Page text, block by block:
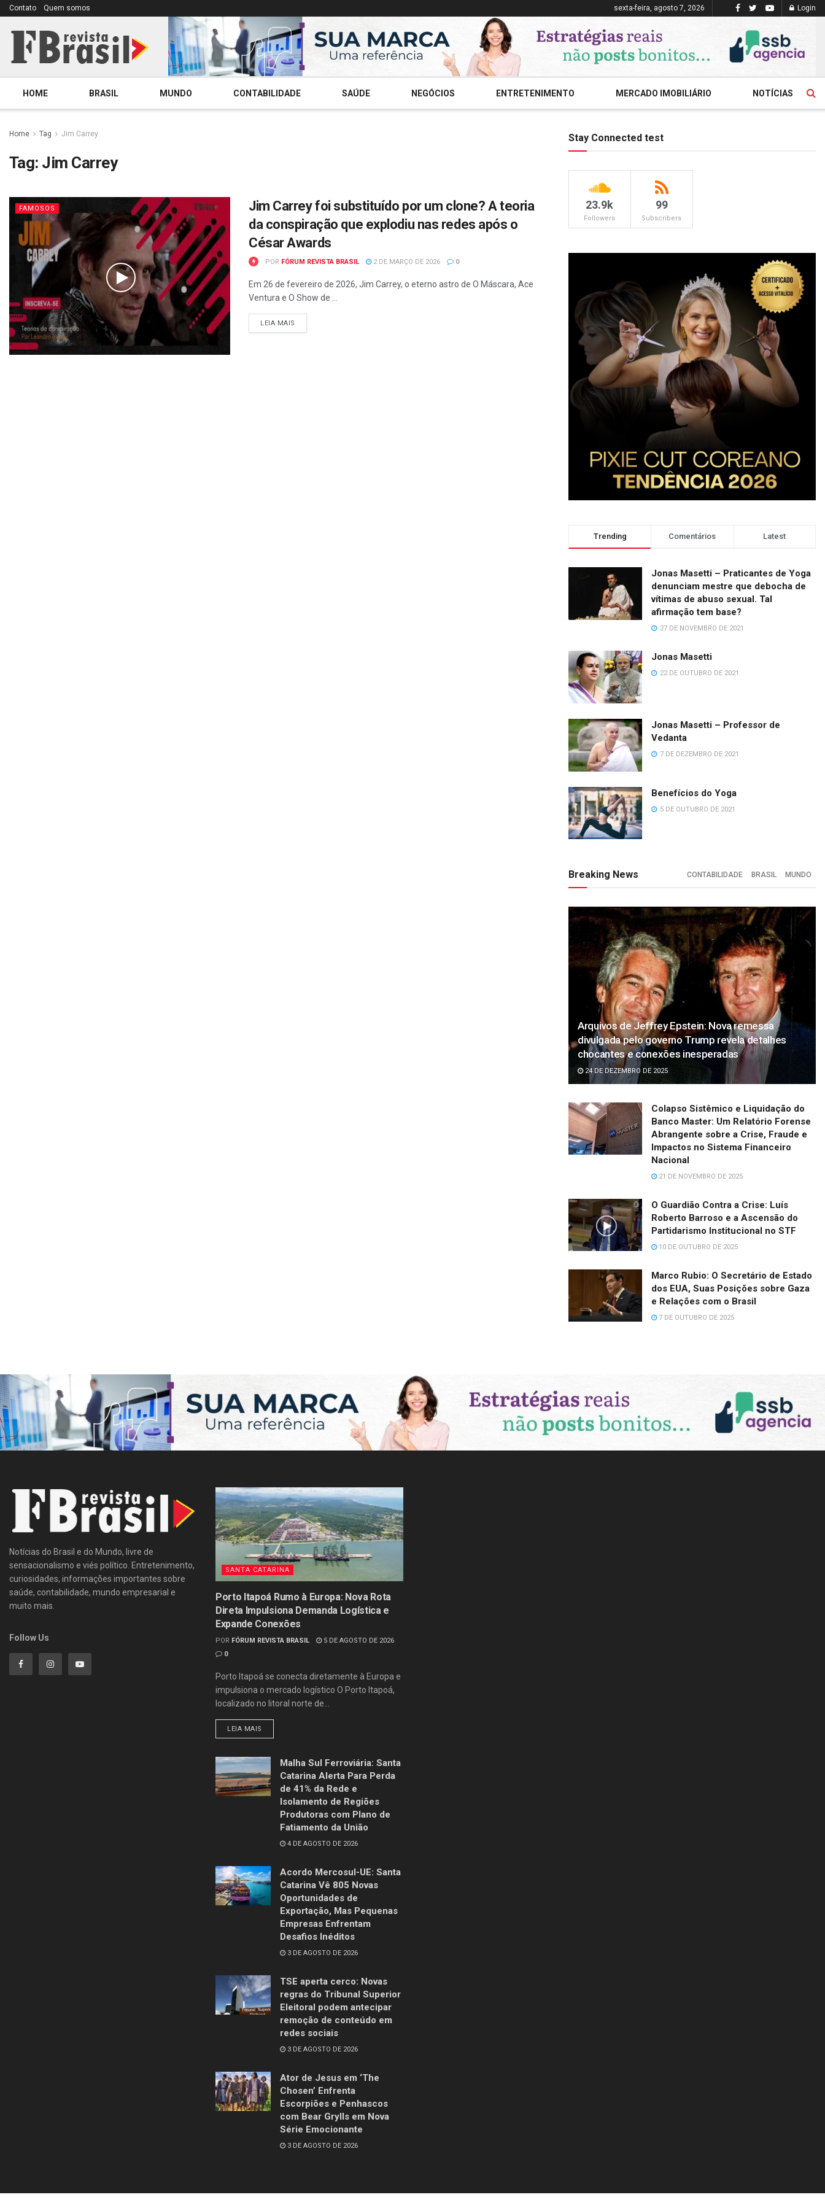
Contato Quem somos sexta-feira, agosto 7, 2026 Login
HOME BRASIL MUNDO CONTABILIDADE SAÚDE NEGÓCIOS ENTRETENIMENTO MERCADO IMOBILIÁRIO NOTÍCIAS
Home Tag Jim Carrey
Tag: Jim Carrey
FAMOSOS
Jim Carrey foi substituído por um clone? A teoria
da conspiração que explodiu nas redes após o
César Awards
POR FÓRUM REVISTA BRASIL 2 DE MARÇO DE 2026 0
Em 26 de fevereiro de 2026, Jim Carrey, o eterno astro de O Máscara, Ace
Ventura e O Show de ...
LEIA MAIS
Stay Connected test
23.9k
Followers
99
Subscribers
Trending Comentários Latest
Jonas Masetti – Praticantes de Yoga
denunciam mestre que debocha de
vítimas de abuso sexual. Tal
afirmação tem base?
27 DE NOVEMBRO DE 2021
Jonas Masetti
22 DE OUTUBRO DE 2021
Jonas Masetti – Professor de
Vedanta
7 DE DEZEMBRO DE 2021
Benefícios do Yoga
5 DE OUTUBRO DE 2021
Breaking News CONTABILIDADE BRASIL MUNDO
Arquivos de Jeffrey Epstein: Nova remessa
divulgada pelo governo Trump revela detalhes
chocantes e conexões inesperadas
24 DE DEZEMBRO DE 2025
Colapso Sistêmico e Liquidação do
Banco Master: Um Relatório Forense
Abrangente sobre a Crise, Fraude e
Impactos no Sistema Financeiro
Nacional
21 DE NOVEMBRO DE 2025
O Guardião Contra a Crise: Luís
Roberto Barroso e a Ascensão do
Partidarismo Institucional no STF
10 DE OUTUBRO DE 2025
Marco Rubio: O Secretário de Estado
dos EUA, Suas Posições sobre Gaza
e Relações com o Brasil
7 DE OUTUBRO DE 2025
Notícias do Brasil e do Mundo, livre de
sensacionalismo e viés político. Entretenimento,
curiosidades, informações importantes sobre
saúde, contabilidade, mundo empresarial e
muito mais.
Follow Us
SANTA CATARINA
Porto Itapoá Rumo à Europa: Nova Rota
Direta Impulsiona Demanda Logística e
Expande Conexões
POR FÓRUM REVISTA BRASIL
5 DE AGOSTO DE 2026
0
Porto Itapoá se conecta diretamente à Europa e
impulsiona o mercado logístico O Porto Itapoá,
localizado no litoral norte de...
LEIA MAIS
Malha Sul Ferroviária: Santa
Catarina Alerta Para Perda
de 41% da Rede e
Isolamento de Regiões
Produtoras com Plano de
Fatiamento da União
4 DE AGOSTO DE 2026
Acordo Mercosul-UE: Santa
Catarina Vê 805 Novas
Oportunidades de
Exportação, Mas Pequenas
Empresas Enfrentam
Desafios Inéditos
3 DE AGOSTO DE 2026
TSE aperta cerco: Novas
regras do Tribunal Superior
Eleitoral podem antecipar
remoção de conteúdo em
redes sociais
3 DE AGOSTO DE 2026
Ator de Jesus em ‘The
Chosen’ Enfrenta
Escorpiões e Penhascos
com Bear Grylls em Nova
Série Emocionante
3 DE AGOSTO DE 2026